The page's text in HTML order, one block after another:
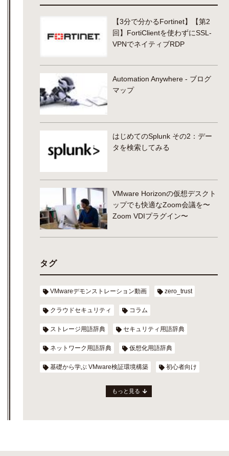
【3分で分かるFortinet】【第2
回】FortiClientを使わずにSSL-
VPNでネイティブRDP
Automation Anywhere - ブログ
マップ
はじめてのSplunk その2：デー
タを検索してみる
VMware Horizonの仮想デスクト
ップでも快適なZoom会議を〜
Zoom VDIプラグイン〜
タグ
VMwareデモンストレーション動画 zero_trust
クラウドセキュリティ コラム
ストレージ用語辞典 セキュリティ用語辞典
ネットワーク用語辞典 仮想化用語辞典
基礎から学ぶ VMware検証環境構築 初心者向け
もっと見る